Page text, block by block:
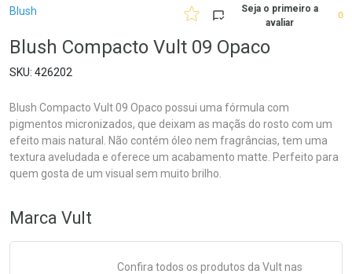
Breadcrumb
Blush
Seja o primeiro a
avaliar
0
Blush Compacto Vult 09 Opaco
426202
Blush Compacto Vult 09 Opaco possui uma fórmula com
pigmentos micronizados, que deixam as maçãs do rosto com um
efeito mais natural. Não contém óleo nem fragrâncias, tem uma
textura aveludada e oferece um acabamento matte. Perfeito para
quem gosta de um visual sem muito brilho.
Marca Vult
Confira todos os produtos da Vultnas